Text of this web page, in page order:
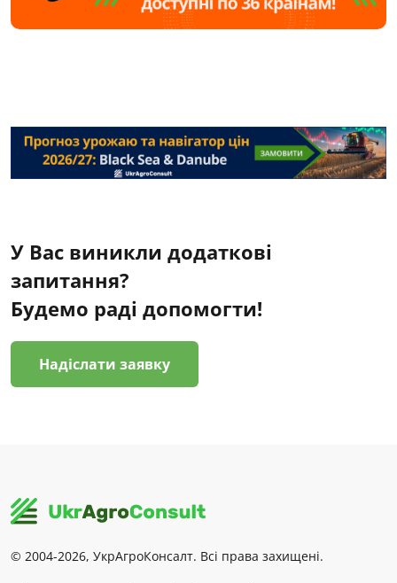
У Вас виникли додаткові
запитання?
Будемо раді допомогти!
Надіслати заявку
© 2004-2026, УкрАгроКонсалт. Всі права захищені.